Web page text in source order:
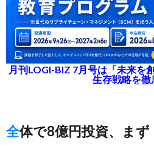
月刊LOGI-BIZ 7月号は「未来を
生存戦略を徹
全体で8億円投資、ま